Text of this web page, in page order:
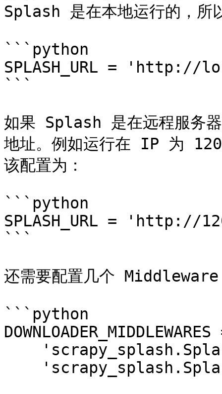
Splash 是在本地运行的，所
```python
SPLASH_URL = 'http://
```
如果 Splash 是在远程服务器
地址。例如运行在 IP 为
该配置为：
```python
SPLASH_URL = 'http://
```
还需要配置几个 Middleware
```python